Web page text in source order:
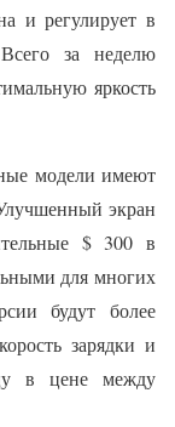
и регулирует в
за неделю
яркость
модели имеют
экран
$ 300 в
для многих
будут более
зарядки и
в цене между